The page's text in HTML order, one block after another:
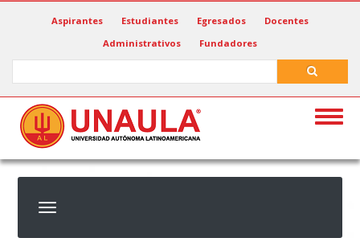
Aspirantes Estudiantes Egresados
Docentes
Administrativos
Fundadores